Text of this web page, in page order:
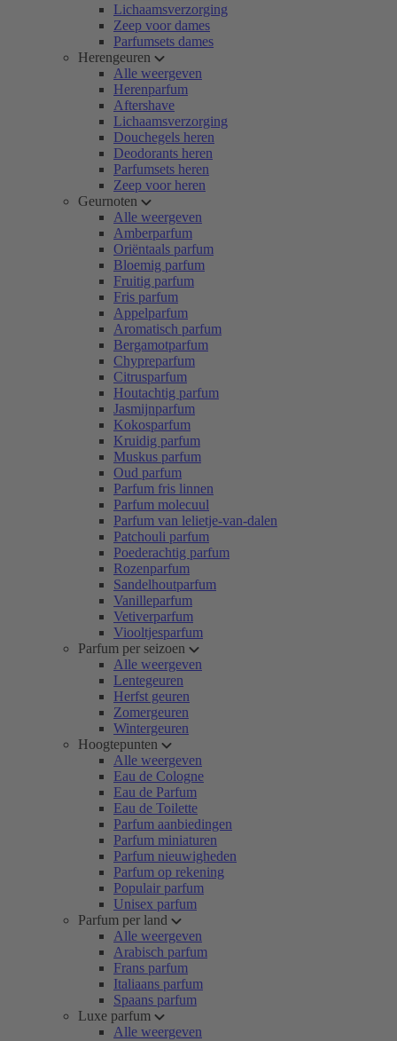
Lichaamsverzorging
Zeep voor dames
Parfumsets dames
Herengeuren
Alle weergeven
Herenparfum
Aftershave
Lichaamsverzorging
Douchegels heren
Deodorants heren
Parfumsets heren
Zeep voor heren
Geurnoten
Alle weergeven
Amberparfum
Oriëntaals parfum
Bloemig parfum
Fruitig parfum
Fris parfum
Appelparfum
Aromatisch parfum
Bergamotparfum
Chypreparfum
Citrusparfum
Houtachtig parfum
Jasmijnparfum
Kokosparfum
Kruidig parfum
Muskus parfum
Oud parfum
Parfum fris linnen
Parfum molecuul
Parfum van lelietje-van-dalen
Patchouli parfum
Poederachtig parfum
Rozenparfum
Sandelhoutparfum
Vanilleparfum
Vetiverparfum
Viooltjesparfum
Parfum per seizoen
Alle weergeven
Lentegeuren
Herfst geuren
Zomergeuren
Wintergeuren
Hoogtepunten
Alle weergeven
Eau de Cologne
Eau de Parfum
Eau de Toilette
Parfum aanbiedingen
Parfum miniaturen
Parfum nieuwigheden
Parfum op rekening
Populair parfum
Unisex parfum
Parfum per land
Alle weergeven
Arabisch parfum
Frans parfum
Italiaans parfum
Spaans parfum
Luxe parfum
Alle weergeven